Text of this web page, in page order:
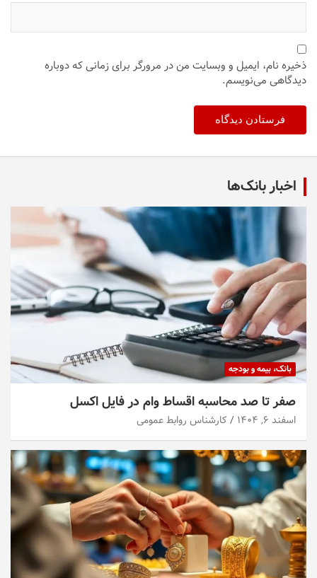
ذخیره نام، ایمیل و وبسایت من در مرورگر برای زمانی که دوباره
دیدگاهی می‌نویسم.
اخبار بانک‌ها
بانک، بیمه و بودجه
صفر تا صد محاسبه اقساط وام در فایل اکسل
اسفند ۶, ۱۴۰۴ کارشناس روابط عمومی